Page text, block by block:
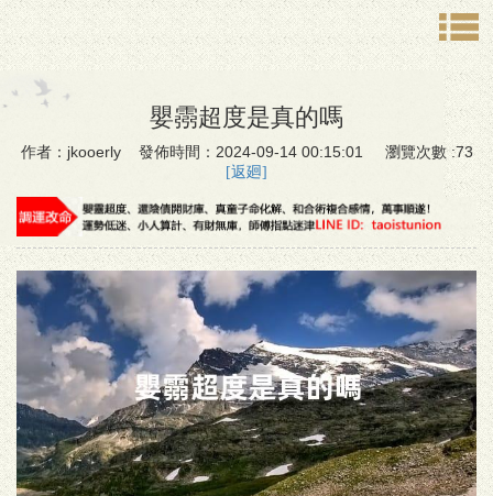
嬰霛超度是真的嗎
作者：jkooerly 發佈時間：2024-09-14 00:15:01 瀏覽次數 :73
[返廻]